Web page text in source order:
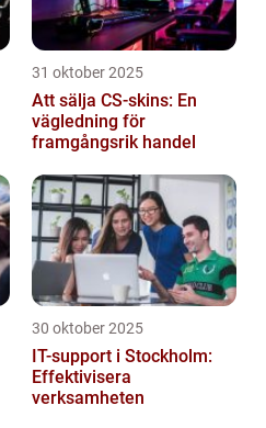
31 oktober 2025
Att sälja CS-skins: En
vägledning för
framgångsrik handel
30 oktober 2025
IT-support i Stockholm:
Effektivisera
verksamheten